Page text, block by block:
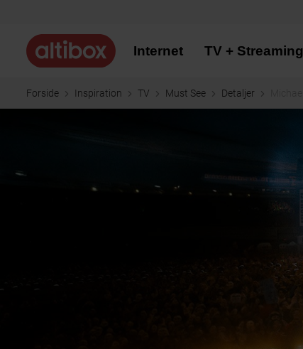
Internet TV + Streaming
Forside Inspiration TV Must See Detaljer